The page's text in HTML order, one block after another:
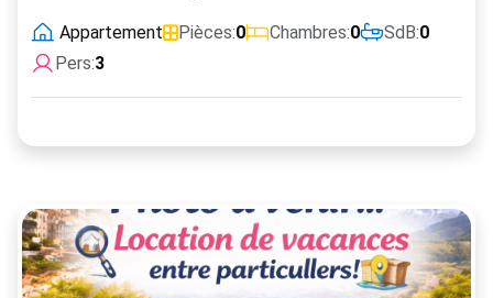
Appartement Pièces:0 Chambres:0 SdB:0
Pers:3